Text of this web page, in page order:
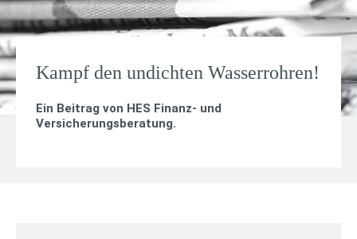
Kampf den undichten Wasserrohren!
Ein Beitrag von HES Finanz- und
Versicherungsberatung.